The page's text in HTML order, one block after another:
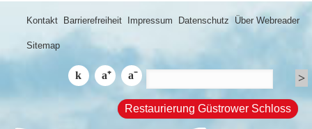
Kontakt Barrierefreiheit Impressum Datenschutz Über Webreader
Sitemap
Restaurierung Güstrower Schloss